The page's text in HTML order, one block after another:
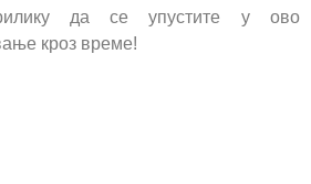
да се упустите у ово
кроз време!